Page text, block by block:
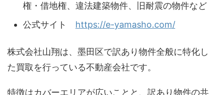
権・借地権、違法建築物件、旧耐震の物件など​
公式サイト https://e-yamasho.com/
株式会社山翔は、墨田区で訳あり物件全般に特化し
た買取を行っている不動産会社です。
特徴はカバーエリアが広いことと、訳あり物件の共